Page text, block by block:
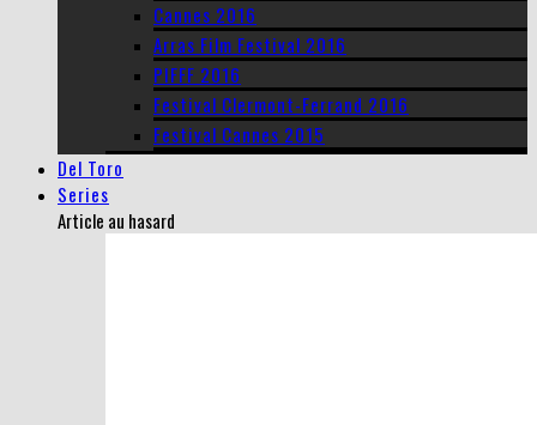
Cannes 2016
Arras Film Festival 2016
PIFFF 2016
Festival Clermont-Ferrand 2016
Festival Cannes 2015
Del Toro
Series
Article au hasard